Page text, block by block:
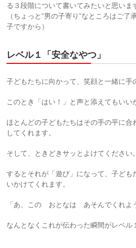
る３段階について書いてみたいと思いま
（ちょっと”男の子寄り”なところはご
子ですから）
レベル１「安全なやつ」
子どもたちに向かって、笑顔と一緒に手
このとき「はい！」と声と添えてもいい
ほとんどの子どもたちはその手の平に合
してくれます。
そして、ときどきサッとよけてください。
するとそれが「遊び」になって、子ども
いかけてくれます。
「あ、この おとなは あそんでくれよ
なんとなくこれが伝わった瞬間がレベル